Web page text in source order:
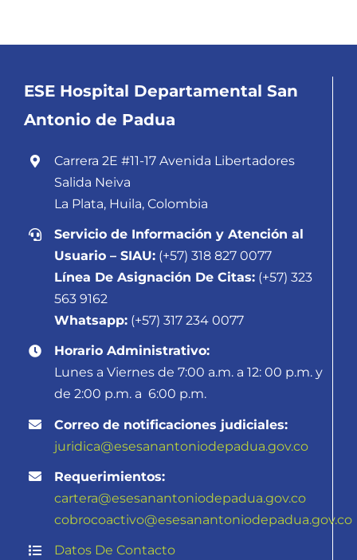
ESE Hospital Departamental San
Antonio de Padua
Carrera 2E #11-17 Avenida Libertadores
Salida Neiva
La Plata, Huila, Colombia
Servicio de Información y Atención al
Usuario – SIAU: (+57) 318 827 0077
Línea De Asignación De Citas: (+57) 323
563 9162
Whatsapp: (+57) 317 234 0077
Horario Administrativo:
Lunes a Viernes de 7:00 a.m. a 12: 00 p.m. y
de 2:00 p.m. a 6:00 p.m.
Correo de notificaciones judiciales:
juridica@esesanantoniodepadua.gov.co
Requerimientos:
cartera@esesanantoniodepadua.gov.co
cobrocoactivo@esesanantoniodepadua.gov.co
Datos De Contacto